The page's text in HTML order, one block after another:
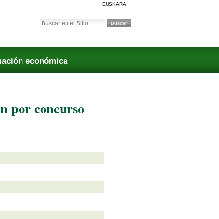
EUSKARA
Buscar
económica
por concurso